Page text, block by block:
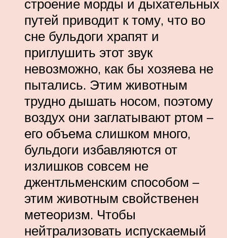
строение морды и дыхательных
путей приводит к тому, что во
сне бульдоги храпят и
приглушить этот звук
невозможно, как бы хозяева не
пытались. Этим животным
трудно дышать носом, поэтому
воздух они заглатывают ртом –
его объема слишком много,
бульдоги избавляются от
излишков совсем не
джентльменским способом –
этим животным свойственен
метеоризм. Чтобы
нейтрализовать испускаемый